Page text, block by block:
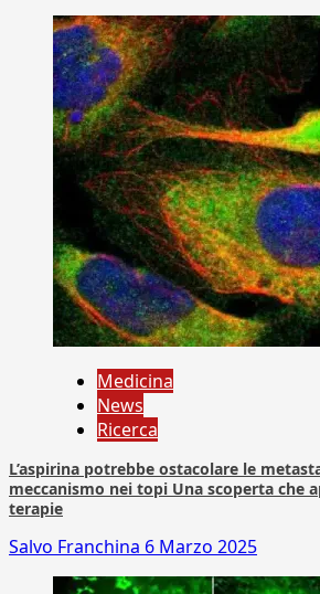
Medicina
News
Ricerca
L’aspirina potrebbe ostacolare le
meccanismo nei topi Una scoperta che
terapie
Salvo Franchina 6 Marzo 2025